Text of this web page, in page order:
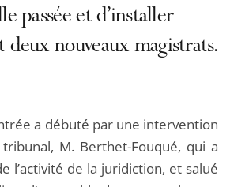
passée et d’installer
nouveaux magistrats.
a débuté par une intervention
M. Berthet-Fouqué, qui a
l’activité de la juridiction, et salué